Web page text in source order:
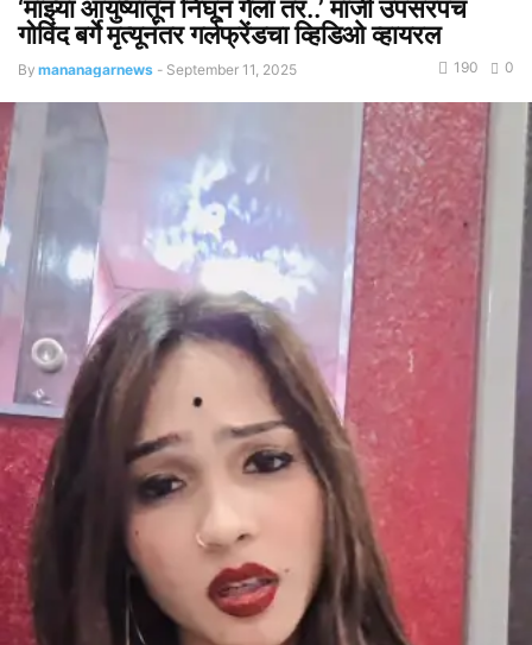
‘माझ्या आयुष्यातून निघून गेला तर..’ माजी उपसरपंच
गोविंद बर्गे मृत्यूनंतर गर्लफ्रेंडचा व्हिडिओ व्हायरल
By mananagarnews - September 11, 2025 0
190